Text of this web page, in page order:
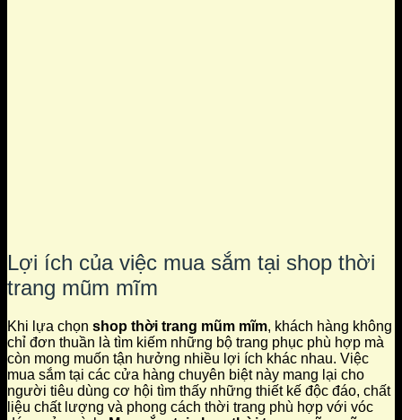
Lợi ích của việc mua sắm tại shop thời
trang mũm mĩm
Khi lựa chọn shop thời trang mũm mĩm, khách hàng không
chỉ đơn thuần là tìm kiếm những bộ trang phục phù hợp mà
còn mong muốn tận hưởng nhiều lợi ích khác nhau. Việc
mua sắm tại các cửa hàng chuyên biệt này mang lại cho
người tiêu dùng cơ hội tìm thấy những thiết kế độc đáo, chất
liệu chất lượng và phong cách thời trang phù hợp với vóc